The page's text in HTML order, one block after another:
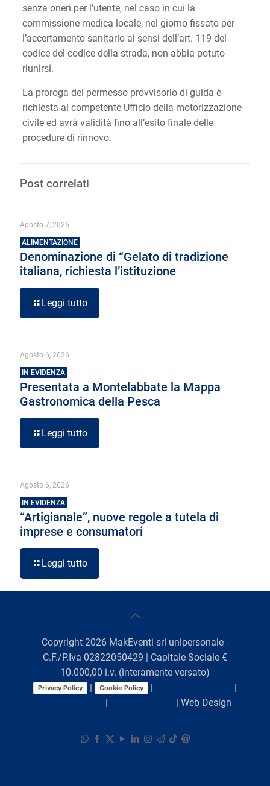
senza oneri per l’utente, nel caso in cui la
commissione medica locale, nel giorno fissato per
l’accertamento sanitario ai sensi dell’art. 119 del
codice del codice della strada, non abbia potuto
riunirsi.
La proroga del permesso provvisorio di guida è
richiesta al competente Ufficio della motorizzazione
civile ed avrà validità fino all’esito finale delle
procedure di rinnovo.
Post correlati
Agosto 7, 2026
ALIMENTAZIONE
Denominazione di “Gelato di tradizione
italiana, richiesta l’istituzione
Leggi tutto
Agosto 6, 2026
IN EVIDENZA
Presentata a Montelabbate la Mappa
Gastronomica della Pesca
Leggi tutto
Agosto 6, 2026
IN EVIDENZA
“Artigianale”, nuove regole a tutela di
imprese e consumatori
Leggi tutto
Copyright 2026 MakEventi srl unipersonale -
C.F./P.Iva 02822050429 | Capitale Sociale €
10.000,00 i.v. (interamente versato)
Privacy Policy Cookie Policy
| Web Design